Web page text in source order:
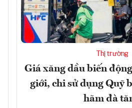
Thị trường
Giá xăng dầu biến
giới, chi sử dụng Quỹ
hãm đà